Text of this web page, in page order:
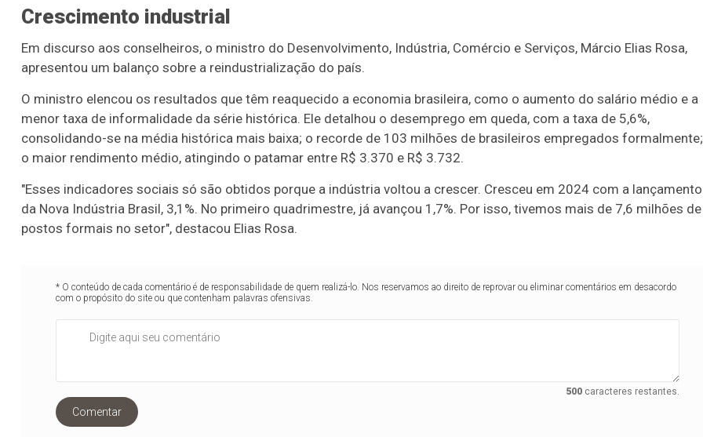
Crescimento industrial
Em discurso aos conselheiros, o ministro do Desenvolvimento, Indústria, Comércio e Serviços, Márcio Elias Rosa,
apresentou um balanço sobre a reindustrialização do país.
O ministro elencou os resultados que têm reaquecido a economia brasileira, como o aumento do salário médio e a
menor taxa de informalidade da série histórica. Ele detalhou o desemprego em queda, com a taxa de 5,6%,
consolidando-se na média histórica mais baixa; o recorde de 103 milhões de brasileiros empregados
o maior rendimento médio, atingindo o patamar entre R$ 3.370 e R$ 3.732.
"Esses indicadores sociais só são obtidos porque a indústria voltou a crescer. Cresceu em 2024 com a lançamento
da Nova Indústria Brasil, 3,1%. No primeiro quadrimestre, já avançou 1,7%. Por isso, tivemos mais de 7,6 milhões de
postos formais no setor", destacou Elias Rosa.
* O conteúdo de cada comentário é de responsabilidade de quem realizá-lo. Nos reservamos ao direito de reprovar ou eliminar comentários em desacordo
com o propósito do site ou que contenham palavras ofensivas.
500caracteres restantes.
Comentar